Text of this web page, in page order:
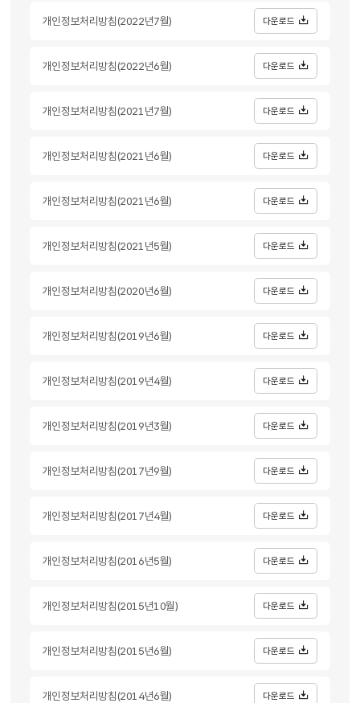
개인정보처리방침(2022년7월) 다운로드
개인정보처리방침(2022년6월) 다운로드
개인정보처리방침(2021년7월) 다운로드
개인정보처리방침(2021년6월) 다운로드
개인정보처리방침(2021년6월) 다운로드
개인정보처리방침(2021년5월) 다운로드
개인정보처리방침(2020년6월) 다운로드
개인정보처리방침(2019년6월) 다운로드
개인정보처리방침(2019년4월) 다운로드
개인정보처리방침(2019년3월) 다운로드
개인정보처리방침(2017년9월) 다운로드
개인정보처리방침(2017년4월) 다운로드
개인정보처리방침(2016년5월) 다운로드
개인정보처리방침(2015년10월) 다운로드
개인정보처리방침(2015년6월) 다운로드
개인정보처리방침(2014년6월) 다운로드